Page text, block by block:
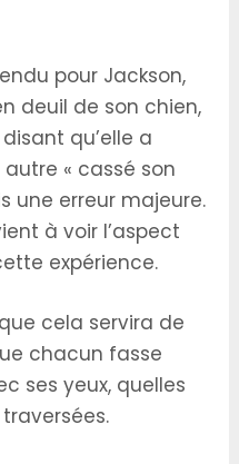
pour Jackson,
deuil de son chien,
qu’elle a
autre « cassé son
une erreur majeure.
à voir l’aspect
expérience.
cela servira de
chacun fasse
ses yeux, quelles